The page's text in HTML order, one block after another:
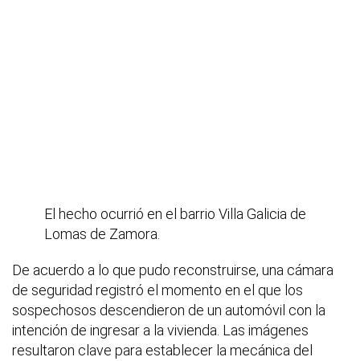
El hecho ocurrió en el barrio Villa Galicia de
Lomas de Zamora.
De acuerdo a lo que pudo reconstruirse, una cámara
de seguridad registró el momento en el que los
sospechosos descendieron de un automóvil con la
intención de ingresar a la vivienda. Las imágenes
resultaron clave para establecer la mecánica del